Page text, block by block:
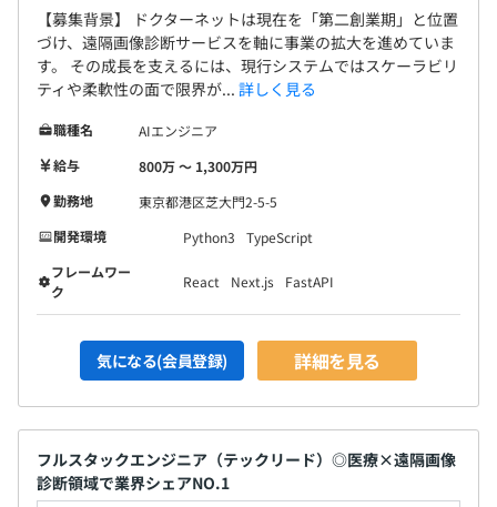
【募集背景】 ドクターネットは現在を「第二創業期」と位置
づけ、遠隔画像診断サービスを軸に事業の拡大を進めていま
す。 その成長を支えるには、現行システムではスケーラビリ
ティや柔軟性の面で限界が... 詳しく見る
職種名
AIエンジニア
給与
800万 〜 1,300万円
勤務地
東京都港区芝大門2-5-5
開発環境
Python3
TypeScript
フレームワー
ク
React Next.js FastAPI
気になる(会員登録) 詳細を見る
フルスタックエンジニア（テックリード）◎医療×遠隔画像
診断領域で業界シェアNO.1